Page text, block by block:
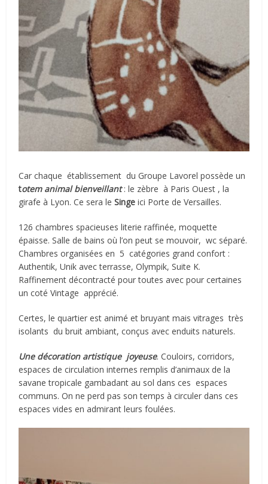
Car chaque établissement du Groupe Lavorel possède un
totem animal bienveillant: le zèbre à Paris Ouest , la
girafe à Lyon. Ce sera leSinge ici Porte de Versailles.
126 chambres spacieuses literie raffinée, moquette
épaisse. Salle de bains où l’on peut se mouvoir, wc séparé.
Chambres organisées en 5 catégories grand confort :
Authentik, Unik avec terrasse, Olympik, Suite K.
Raffinement décontracté pour toutes avec pour certaines
un coté Vintage apprécié.
Certes, le quartier est animé et bruyant mais vitrages très
isolants du bruit ambiant, conçus avec enduits naturels.
Une décoration artistique joyeuse. Couloirs, corridors,
espaces de circulation internes remplis d’animaux de la
savane tropicale gambadant au sol dans ces espaces
communs. On ne perd pas son temps à circuler dans ces
espaces vides en admirant leurs foulées.